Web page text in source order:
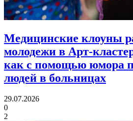
Медицинские клоуны
молодежи в Арт-
как с помощью юмора
людей в больницах
29.07.2026
0
2